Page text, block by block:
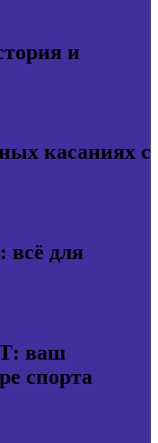
и
касаниях с
всё для
ваш
спорта